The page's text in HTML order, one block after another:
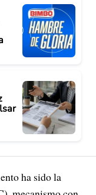
ha sido la